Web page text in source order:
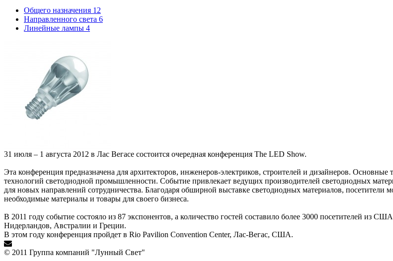
Общего назначения 12
Направленного света 6
Линейные лампы 4
31 июля – 1 августа 2012 в Лас Вегасе состоится очередная конференция The LED Show.
Эта конференция предназначена для архитекторов, инженеров-электриков, строителей и дизайнеров.
технологий светодиодной промышленности. Событие привлекает ведущих производителей светодиодных
для новых направлений сотрудничества. Благодаря обширной выставке светодиодных материалов,
необходимые материалы и товары для своего бизнеса.
В 2011 году событие состояло из 87 экспонентов, а количество гостей составило более 3000 посетителей
Нидерландов, Австралии и Греции.
В этом году конференция пройдет в Rio Pavilion Convention Center, Лас-Вегас, США.
© 2011 Группа компаний "Лунный Свет"